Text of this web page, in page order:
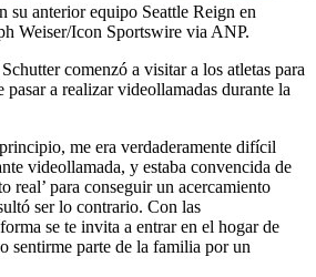
su anterior equipo Seattle Reign en
Weiser/Icon Sportswire via ANP.
comenzó a visitar a los atletas para
pasar a realizar videollamadas durante la
me era verdaderamente difícil
videollamada, y estaba convencida de
real’ para conseguir un acercamiento
ser lo contrario. Con las
se te invita a entrar en el hogar de
sentirme parte de la familia por un